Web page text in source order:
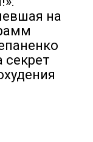
на
секрет